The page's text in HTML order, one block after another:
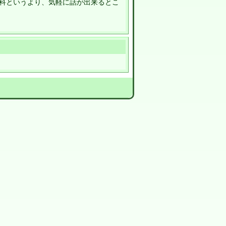
というより、気軽に話が出来るとこ